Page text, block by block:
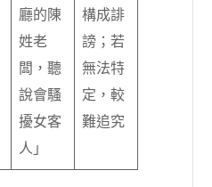
廳的陳
姓老
闆，聽
說會騷
擾女客
人」
構成誹
謗；若
無法特
定，較
難追究